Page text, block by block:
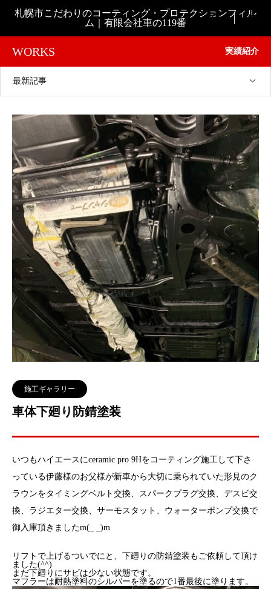
札幌市こだわりのコーティング・プロテクションフィル
ム｜有限会社車の119番

WORKS 実績紹介
最新記事
施工ギャラリー
車体下廻り防錆塗装
いつもハイエースにceramic pro 9Hをコーティング施工して下さ
っている伊藤様のお父様が新車から大切に乗られていた形見のク
ラウンをタイミングベルト交換、スパークプラグ交換、デスビ交
換、ラジエター交換、サーモスタット、ウォーターポンプ交換で
御入庫頂きましたm(_ _)m
リフトで上げるついでにと、下廻りの防錆塗装もご依頼して頂け
ました(^^)
まだ下廻りにサビは少ない状態です。
マフラーは耐熱塗料のシルバーを塗るので1番最後に塗ります。